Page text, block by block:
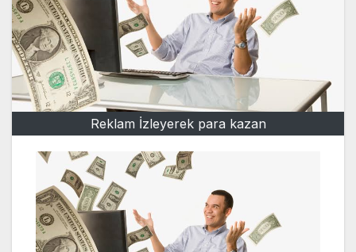
Reklam İzleyerek para kazan